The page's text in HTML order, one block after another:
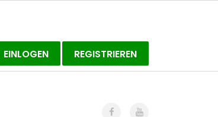
EINLOGEN REGISTRIEREN